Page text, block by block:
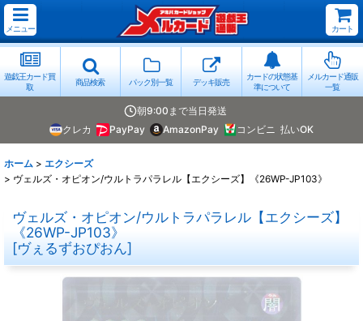
メニュー カート
遊戯王カード買
取
商品検索 パック別一覧 デッキ販売
カードの状態基
準について
メルカード通販
一覧
朝9:00まで当日発送
クレカ
PayPay AmazonPay コンビニ 払いOK
ホーム > エクシーズ
> ヴェルズ・オピオン/ウルトラパラレル【エクシーズ】《26WP-JP103》
ヴェルズ・オピオン/ウルトラパラレル【エクシーズ】
《26WP-JP103》
[ヴぇるずおぴおん]